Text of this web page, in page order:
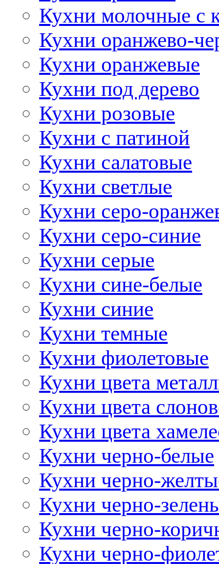
Кухни молочные с
Кухни оранжево-
Кухни оранжевые
Кухни под дерево
Кухни розовые
Кухни с патиной
Кухни салатовые
Кухни светлые
Кухни серо-
Кухни серо-синие
Кухни серые
Кухни сине-белые
Кухни синие
Кухни темные
Кухни фиолетовые
Кухни цвета
Кухни цвета
Кухни цвета
Кухни черно-белые
Кухни черно-
Кухни черно-
Кухни черно-
Кухни черно-